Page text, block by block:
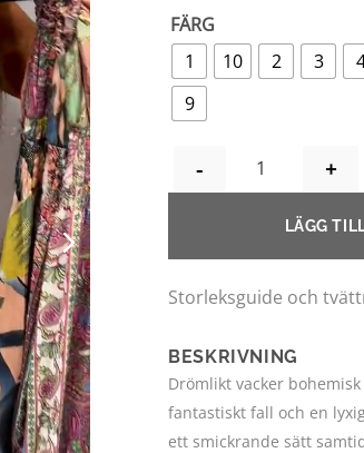
kundrecensioner
FÄRG
1
10 2 3
9
CRISSY LÅNG
LÄGG
Storleksguide och
BESKRIVNING
Drömlikt vacker
fantastiskt fall och en
ett smickrande sätt